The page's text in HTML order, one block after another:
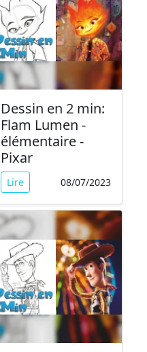
Dessin en 2 min:
Flam Lumen -
élémentaire -
Pixar
Lire 08/07/2023